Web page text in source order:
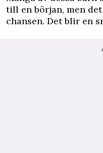
till en början, men
chansen. Det blir en